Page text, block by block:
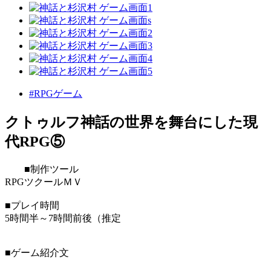
#RPGゲーム
クトゥルフ神話の世界を舞台にした現
代RPG⑤
■制作ツール
RPGツクールＭＶ
■プレイ時間
5時間半～7時間前後（推定
■ゲーム紹介文